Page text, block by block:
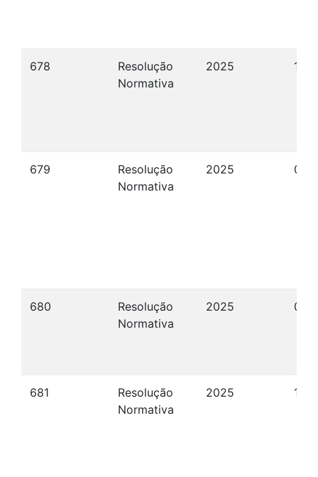
678
Resolução
Normativa
2025 12/
679
Resolução
Normativa
2025 02/
680
Resolução
Normativa
2025 03/
681
Resolução
Normativa
2025 17/